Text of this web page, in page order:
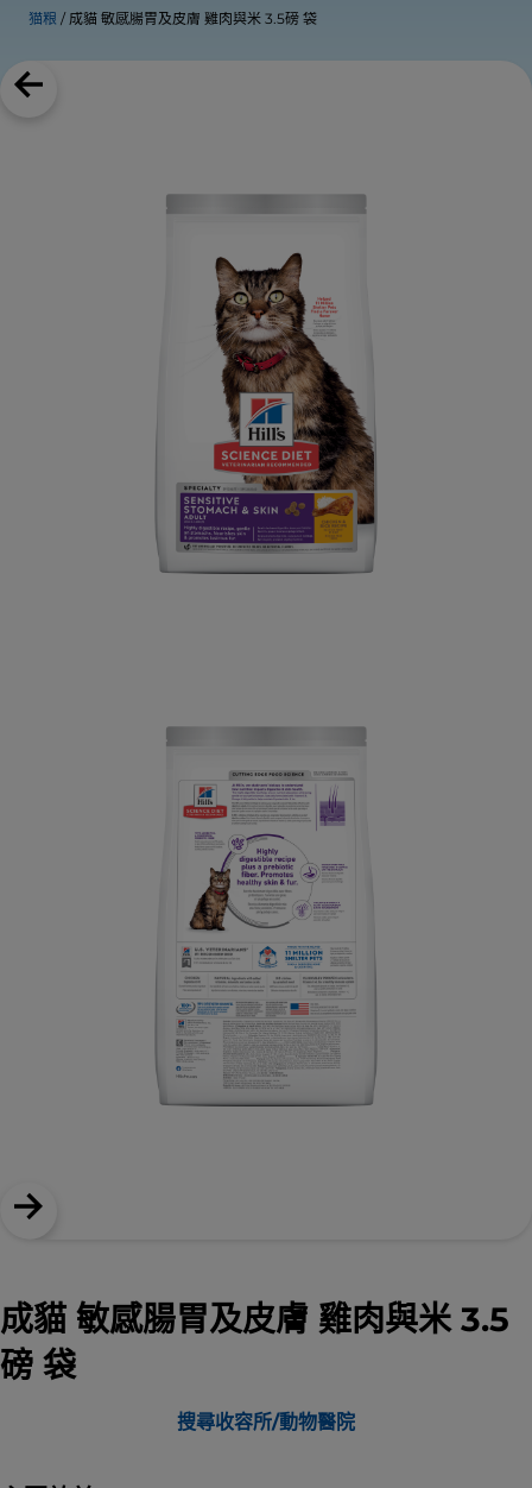
猫粮 成貓 敏感腸胃及皮膚 雞肉與米 3.5磅 袋
成貓 敏感腸胃及皮膚 雞肉與米 3.5
磅 袋
搜尋收容所/動物醫院